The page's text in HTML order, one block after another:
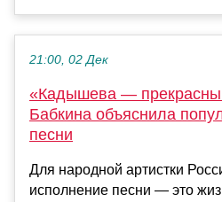
21:00, 02 Дек
«Кадышева —
Бабкина объяснила
песни
Для народной артистки
исполнение песни — это